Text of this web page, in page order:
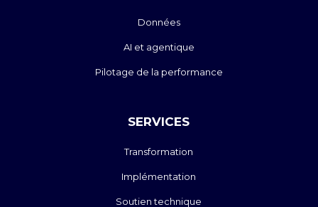
Données
AI et agentique
Pilotage de la performance
SERVICES
Transformation
Implémentation
Soutien technique